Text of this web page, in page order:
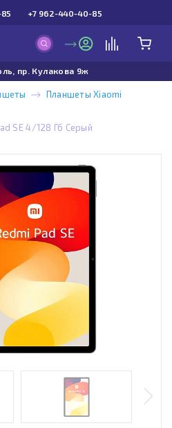
+7 962-440-40-85
пр. Кулакова 9ж
Планшеты Xiaomi
SE 4/128 Гб Серый